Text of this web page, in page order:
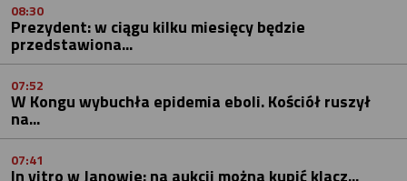
08:30
Prezydent: w ciągu kilku miesięcy będzie
przedstawiona...
07:52
W Kongu wybuchła epidemia eboli. Kościół ruszył
na...
07:41
In vitro w Janowie: na aukcji można kupić klacz...